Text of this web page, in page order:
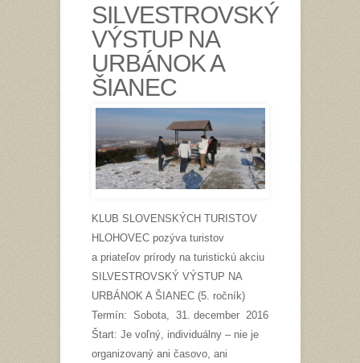
SILVESTROVSKÝ
VÝSTUP NA
URBÁNOK A
ŠIANEC
KLUB SLOVENSKÝCH TURISTOV
HLOHOVEC pozýva turistov
a priateľov prírody na turistickú akciu
SILVESTROVSKÝ VÝSTUP NA
URBÁNOK A ŠIANEC (5. ročník)
Termín: Sobota, 31. december 2016
Štart: Je voľný, individuálny – nie je
organizovaný ani časovo, ani